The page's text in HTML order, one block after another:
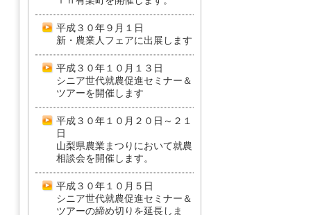
平成３０年９月１日
新・農業人フェアに出展します
平成３０年１０月１３日
シニア世代就農促進セミナー＆
ツアーを開催します
平成３０年１０月２０日～２１
日
山梨県農業まつりにおいて就農
相談会を開催します。
平成３０年１０月５日
シニア世代就農促進セミナー＆
ツアーの締め切りを延長しま